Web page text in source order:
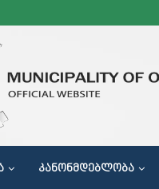
ᲙᲐᲜᲝᲜᲛᲓᲔᲑᲚᲝᲑᲐ